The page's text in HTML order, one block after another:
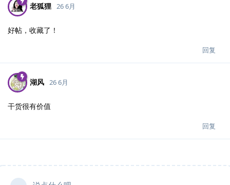
老狐狸 26 6月
好帖，收藏了！
回复
湖风 26 6月
干货很有价值
回复